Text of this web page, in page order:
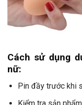
Cách sử dụng
nữ:
Pin đầy trước khi